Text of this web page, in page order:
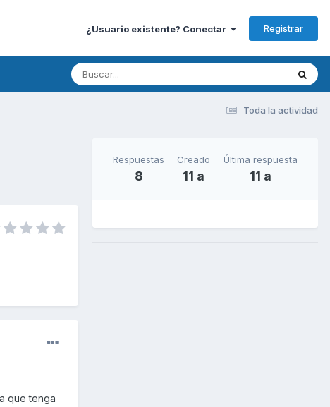
¿Usuario existente? Conectar Registrar
Toda la actividad
que tenga
Respuestas
8
Creado
11 a
Última respuesta
11 a